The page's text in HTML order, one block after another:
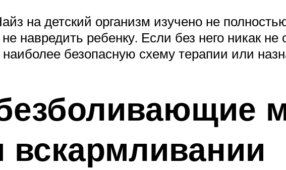
на детский организм изучено не
навредить ребенку. Если без него никак
безопасную схему терапии или
вскармливании